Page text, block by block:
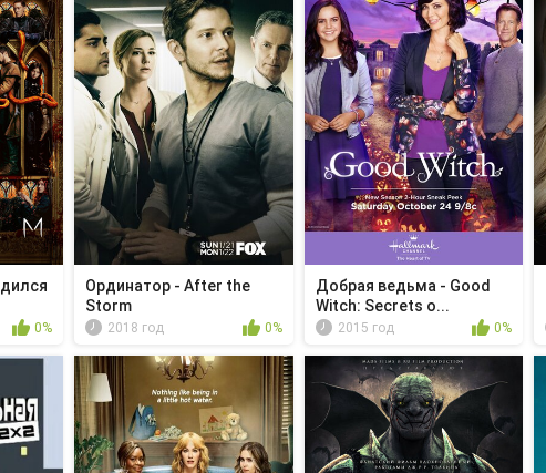
0%
Ординатор - After the
Storm
2018 год 0%
Добрая ведьма - Good
Witch: Secrets o...
2015 год 0%